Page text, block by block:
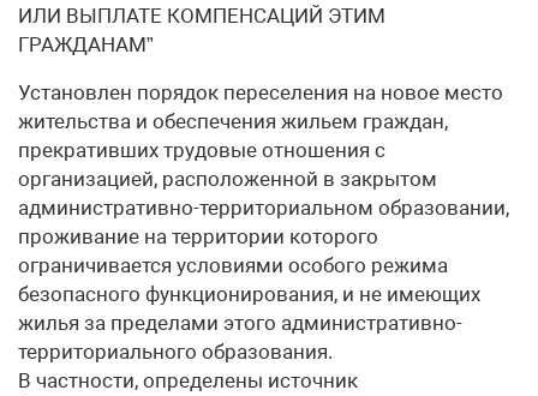
ИЛИ ВЫПЛАТЕ КОМПЕНСАЦИЙ ЭТИМ
ГРАЖДАНАМ”
Установлен порядок переселения на новое место
жительства и обеспечения жильем граждан,
прекративших трудовые отношения с
организацией, расположенной в закрытом
административно-территориальном образовании,
проживание на территории которого
ограничивается условиями особого режима
безопасного функционирования, и не имеющих
жилья за пределами этого административно-
территориального образования.
В частности, определены источник